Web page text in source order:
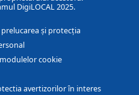
DigiLOCAL 2025.
și protecția
cookie
avertizorilor în interes